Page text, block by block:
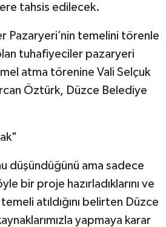
tahsis edilecek.
Pazaryeri’nin temelini törenle
tuhafiyeciler pazaryeri
atma törenine Vali Selçuk
Öztürk, Düzce Belediye
düşündüğünü ama sadece
bir proje hazırladıklarını ve
atıldığını belirten Düzce
yapmaya karar